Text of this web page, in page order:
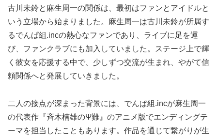
古川未鈴と麻生周一の関係は、最初はファンとアイドルと
いう立場から始まりました。麻生周一は古川未鈴が所属す
るでんぱ組.incの熱心なファンであり、ライブに足を運
び、ファンクラブにも加入していました。ステージ上で輝
く彼女を応援する中で、少しずつ交流が生まれ、やがて信
頼関係へと発展していきました。
二人の接点が深まった背景には、でんぱ組.incが麻生周一
の代表作『斉木楠雄のΨ難』のアニメ版でエンディングテ
ーマを担当したこともあります。作品を通じて繋がりが生